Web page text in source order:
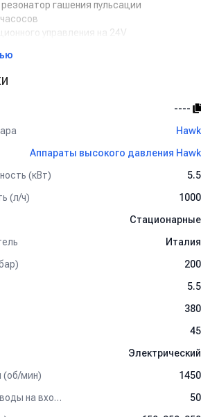
гашения пульсации
управления на 24V
----
Hawk
Аппараты высокого давления Hawk
(кВт)
5.5
(л/ч)
1000
Стационарные
Италия
200
5.5
380
45
Электрический
(об/мин)
1450
Макс. температура воды на входе (°C)
50